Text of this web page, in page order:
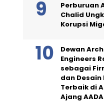
Perburuan
Chalid
Korupsi
Dewan
Engineers
sebagai
dan
Terbaik di
Ajang